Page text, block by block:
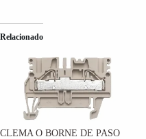
Relacionado
CLEMA O BORNE DE PASO